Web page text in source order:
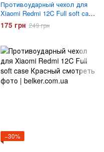
Противоударный чехол для
Xiaomi Redmi 12C Full soft case
Синий
175 грн 249 грн
−30%